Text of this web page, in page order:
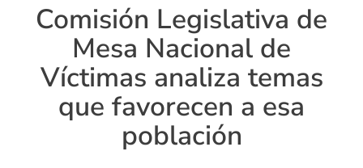
Comisión Legislativa de
Mesa Nacional de
Víctimas analiza temas
que favorecen a esa
población